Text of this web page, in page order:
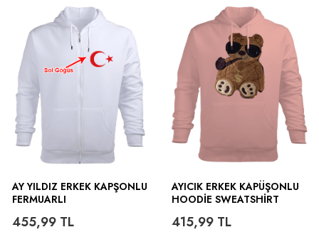
AY YILDIZ ERKEK KAPŞONLU
FERMUARLI
455,99 TL
AYICIK ERKEK KAPÜŞONLU
HOODIE SWEATSHIRT
415,99TL